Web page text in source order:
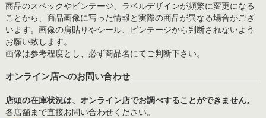
商品のスペックやビンテージ、ラベルデザインが頻繁に変更になる
ことから、商品画像に写った情報と実際の商品が異なる場合がござ
います。画像の肩貼りやシール、ビンテージから判断されないよう
お願い致します。
画像は参考程度とし、必ず商品名にてご判断下さい。
オンライン店へのお問い合わせ
店頭の在庫状況は、オンライン店でお調べすることができません。
各店舗まで直接お問い合わせください。